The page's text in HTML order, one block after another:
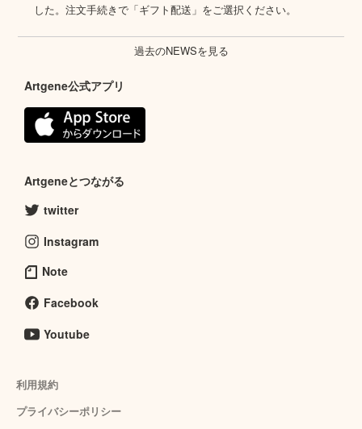
した。注文手続きで「ギフト配送」をご選択ください。
過去のNEWSを見る
Artgene公式アプリ
Artgeneとつながる
twitter
Instagram
Note
Facebook
Youtube
利用規約
プライバシーポリシー